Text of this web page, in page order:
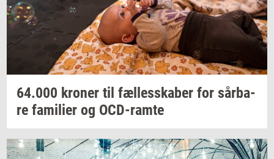
64.000 kro­ner til fæl­les­ska­ber for sår­ba­
re fa­mi­li­er og OCD-​ramte